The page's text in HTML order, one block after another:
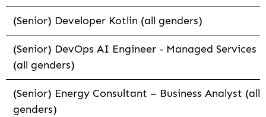
(Senior) Developer Kotlin (all genders)
(Senior) DevOps AI Engineer - Managed Services
(all genders)
(Senior) Energy Consultant – Business Analyst (all
genders)